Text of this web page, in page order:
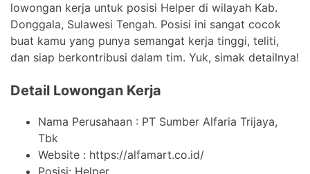
lowongan kerja untuk posisi Helper di wilayah Kab.
Donggala, Sulawesi Tengah. Posisi ini sangat cocok
buat kamu yang punya semangat kerja tinggi, teliti,
dan siap berkontribusi dalam tim. Yuk, simak detailnya!
Detail Lowongan Kerja
Nama Perusahaan : PT Sumber Alfaria Trijaya,
Tbk
Website : https://alfamart.co.id/
Posisi: Helper